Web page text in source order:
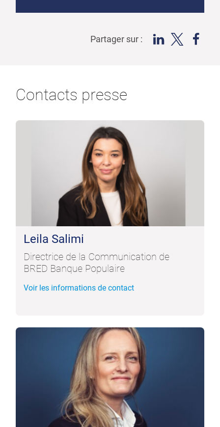
Partager sur :
Contacts presse
Leila Salimi
Directrice de la Communication de
BRED Banque Populaire
Voir les informations de contact